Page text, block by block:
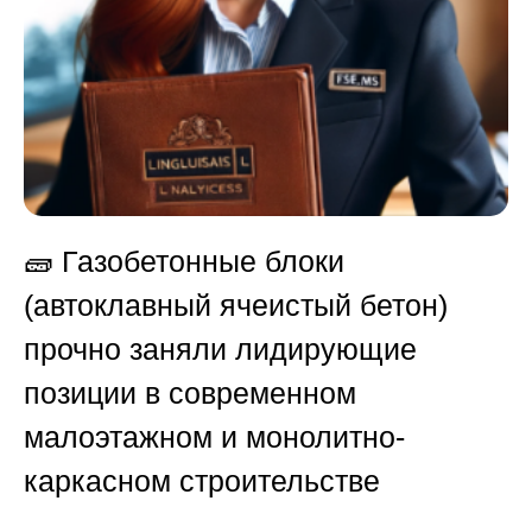
🧱 Газобетонные блоки
(автоклавный ячеистый бетон)
прочно заняли лидирующие
позиции в современном
малоэтажном и монолитно-
каркасном строительстве